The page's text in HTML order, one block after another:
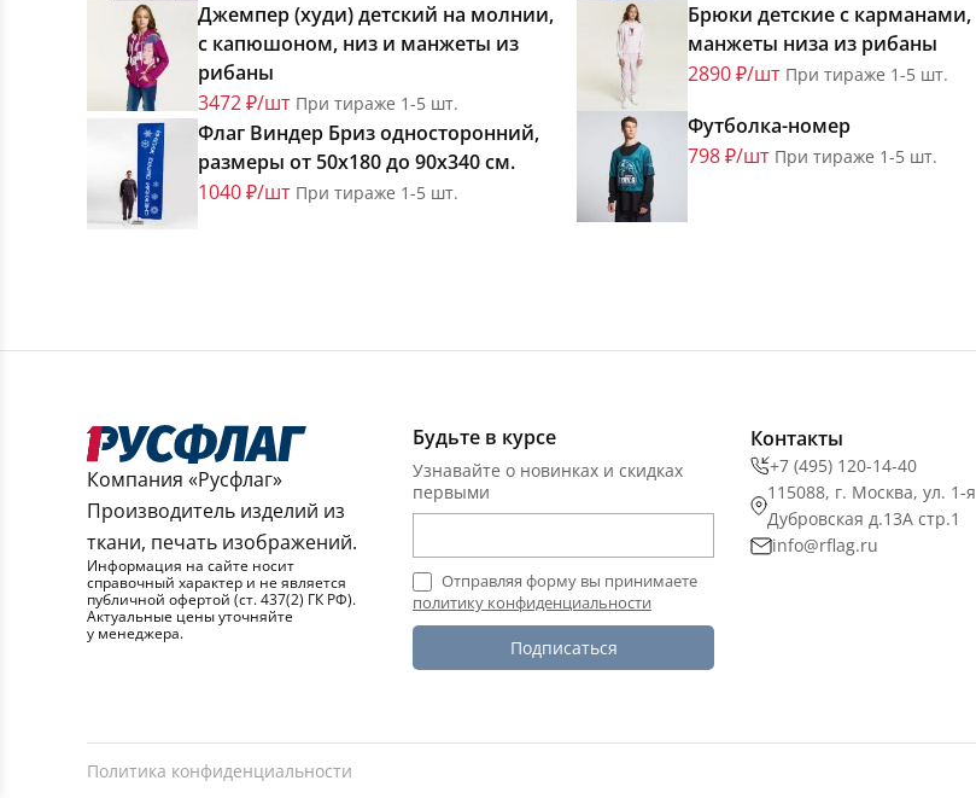
Джемпер (худи) детский на молнии,
с капюшоном, низ и манжеты из
рибаны
3472 ₽/шт При тираже 1-5 шт.
Флаг Виндер Бриз односторонний,
размеры от 50х180 до 90х340 см.
1040 ₽/шт При тираже 1-5 шт.
Брюки детские с карманами,
манжеты низа из рибаны
2890 ₽/шт При тираже 1-5 шт.
Футболка-номер
798 ₽/шт При тираже 1-5 шт.
Компания «Русфлаг»
Производитель изделий из
ткани, печать изображений.
Информация на сайте носит
справочный характер и не является
публичной офертой (ст. 437(2) ГК РФ).
Актуальные цены уточняйте
у менеджера.
Будьте в курсе
Узнавайте о новинках и скидках
первыми
Отправляя форму вы принимаете
политику конфиденциальности
Подписаться
Контакты
+7 (495) 120-14-40
115088, г. Москва, ул. 1-я
Дубровская д.13А стр.1
info@rflag.ru
Политика конфиденциальности